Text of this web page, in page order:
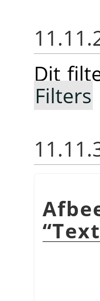
Dit
Filters
“